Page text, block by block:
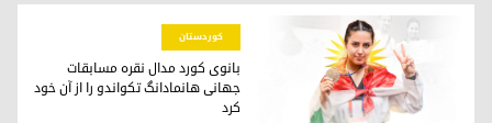
کوردستان
بانوی کورد مدال نقره مسابقات
جهانی هانمادانگ تکواندو را از آن خود
کرد